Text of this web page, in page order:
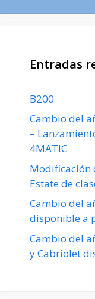
Entradas
B200
Cambio del
–
4MATIC
Modificación
Estate de
Cambio del
disponible a
Cambio del
y Cabriolet